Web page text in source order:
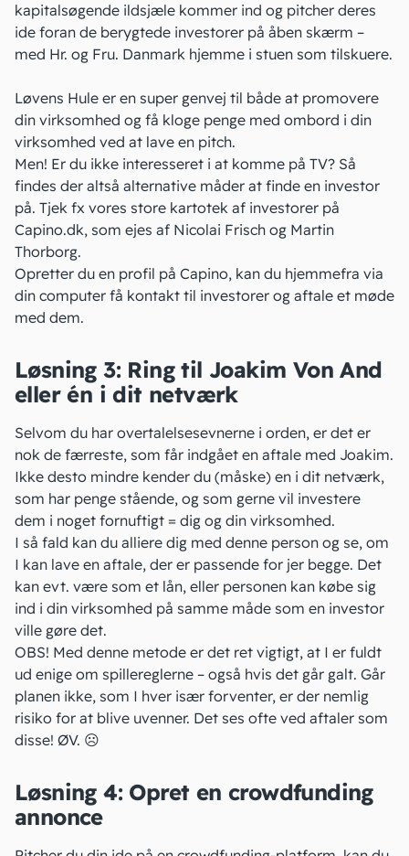
kapitalsøgende ildsjæle kommer ind og pitcher deres
ide foran de berygtede investorer på åben skærm –
med Hr. og Fru. Danmark hjemme i stuen som tilskuere.
Løvens Hule er en super genvej til både at promovere
din virksomhed og få kloge penge med ombord i din
virksomhed ved at lave en pitch.
Men! Er du ikke interesseret i at komme på TV? Så
findes der altså alternative måder at finde en investor
på. Tjek fx vores store kartotek af investorer på
Capino.dk, som ejes af Nicolai Frisch og Martin
Thorborg.
Opretter du en profil på Capino, kan du hjemmefra via
din computer få kontakt til investorer og aftale et møde
med dem.
Løsning 3: Ring til Joakim Von And
eller én i dit netværk
Selvom du har overtalelsesevnerne i orden, er det er
nok de færreste, som får indgået en aftale med Joakim.
Ikke desto mindre kender du (måske) en i dit netværk,
som har penge stående, og som gerne vil investere
dem i noget fornuftigt = dig og din virksomhed.
I så fald kan du alliere dig med denne person og se, om
I kan lave en aftale, der er passende for jer begge. Det
kan evt. være som et lån, eller personen kan købe sig
ind i din virksomhed på samme måde som en investor
ville gøre det.
OBS! Med denne metode er det ret vigtigt, at I er fuldt
ud enige om spillereglerne – også hvis det går galt. Går
planen ikke, som I hver især forventer, er der nemlig
risiko for at blive uvenner. Det ses ofte ved aftaler som
disse! ØV. ☹
Løsning 4: Opret en crowdfunding
annonce